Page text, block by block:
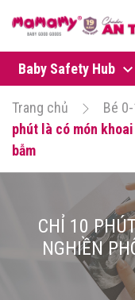
Baby Safety Hub
Trang chủ Bé
phút là có món
bẫm
CHỈ 10
NGHIỀN